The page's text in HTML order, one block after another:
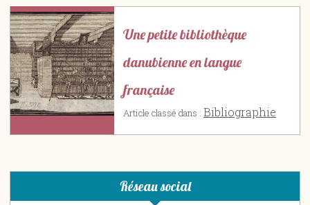
Une petite bibliothèque
danubienne en langue
française
Article classé dans :Bibliographie
Réseau social